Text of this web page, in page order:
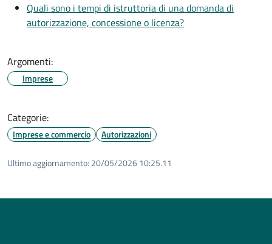
Quali sono i tempi di istruttoria di una domanda di
autorizzazione, concessione o licenza?
Argomenti:
Imprese
Categorie:
Imprese e commercio Autorizzazioni
Ultimo aggiornamento: 20/05/2026 10:25.11